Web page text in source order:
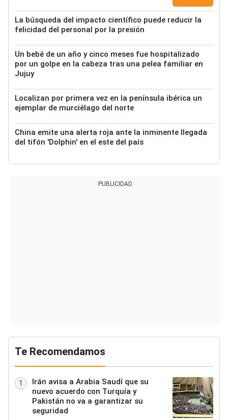
La búsqueda del impacto científico puede reducir la
felicidad del personal por la presión
Un bebé de un año y cinco meses fue hospitalizado
por un golpe en la cabeza tras una pelea familiar en
Jujuy
Localizan por primera vez en la península ibérica un
ejemplar de murciélago del norte
China emite una alerta roja ante la inminente llegada
del tifón 'Dolphin' en el este del país
PUBLICIDAD
Te Recomendamos
1
Irán avisa a Arabia Saudí que su
nuevo acuerdo con Turquía y
Pakistán no va a garantizar su
seguridad